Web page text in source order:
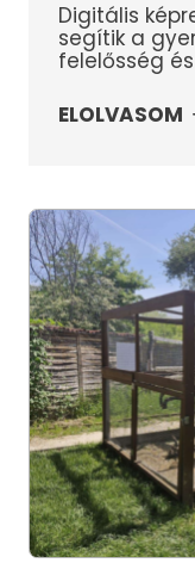
Digitális
segítik a
felelősség
ELOLVASOM